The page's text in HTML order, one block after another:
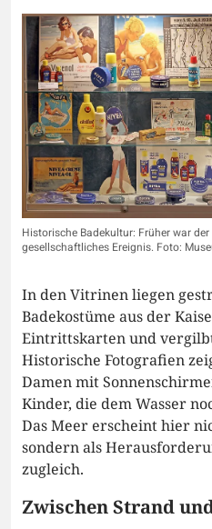
Historische Badekultur: Früher war
gesellschaftliches Ereignis. Foto:
In den Vitrinen liegen
Badekostüme aus der
Eintrittskarten und
Historische Fotografien
Damen mit
Kinder, die dem Wasser
Das Meer erscheint hier
sondern als
zugleich.
Zwischen Strand